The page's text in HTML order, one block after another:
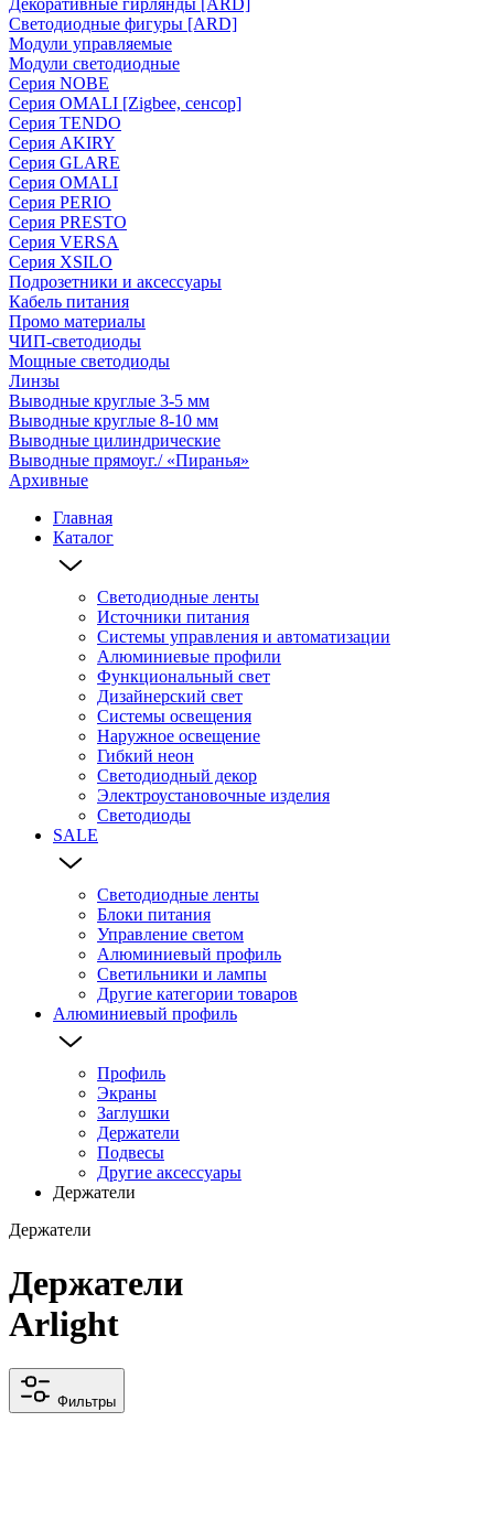
Светодиодные фигуры [ARD]
Модули управляемые
Модули светодиодные
Серия NOBE
Серия OMALI [Zigbee, сенсор]
Серия TENDO
Серия AKIRY
Серия GLARE
Серия OMALI
Серия PERIO
Серия PRESTO
Серия VERSA
Серия XSILO
Подрозетники и аксессуары
Кабель питания
Промо материалы
ЧИП-светодиоды
Мощные светодиоды
Линзы
Выводные круглые 3-5 мм
Выводные круглые 8-10 мм
Выводные цилиндрические
Выводные прямоуг./ «Пиранья»
Архивные
Главная
Каталог
Светодиодные ленты
Источники питания
Системы управления и автоматизации
Алюминиевые профили
Функциональный свет
Дизайнерский свет
Системы освещения
Наружное освещение
Гибкий неон
Светодиодный декор
Электроустановочные изделия
Светодиоды
SALE
Светодиодные ленты
Блоки питания
Управление светом
Алюминиевый профиль
Светильники и лампы
Другие категории товаров
Алюминиевый профиль
Профиль
Экраны
Заглушки
Держатели
Подвесы
Другие аксессуары
Держатели
Держатели
Держатели
Arlight
Фильтры